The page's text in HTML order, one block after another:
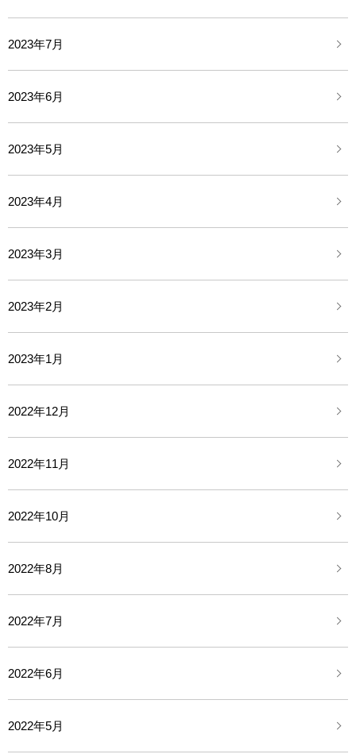
2023年7月
2023年6月
2023年5月
2023年4月
2023年3月
2023年2月
2023年1月
2022年12月
2022年11月
2022年10月
2022年8月
2022年7月
2022年6月
2022年5月